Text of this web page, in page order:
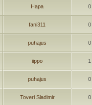
Hapa 0
fani311 0
puhajus 0
iippo 1
puhajus 0
Toveri Sladimir 0